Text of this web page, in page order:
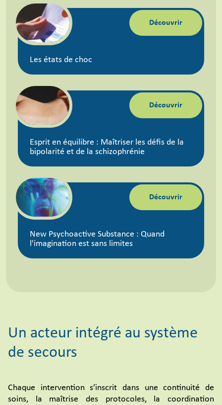
Les états de choc
Découvrir
Esprit en équilibre : Maîtriser les défis de la
bipolarité et de la schizophrénie
Découvrir
New Psychoactive Substance : Quand
l'imagination est sans limites
Découvrir
Un acteur intégré au système
de secours
Chaque intervention s’inscrit dans une continuité de
soins, la maîtrise des protocoles, la coordination